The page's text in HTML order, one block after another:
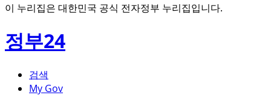
이 누리집은 대한민국 공식 전자정부 누리집입니다.
정부24
검색
My Gov